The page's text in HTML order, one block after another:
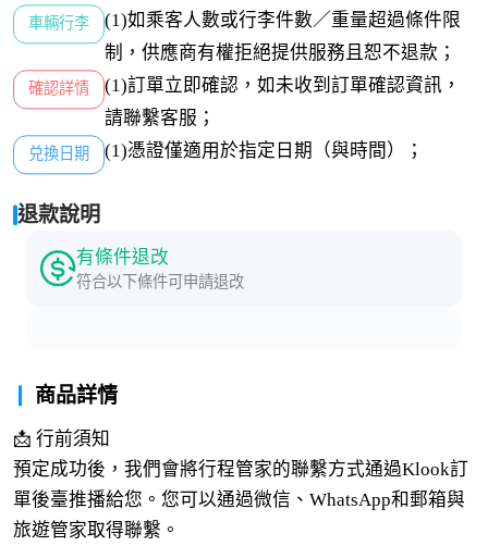
車輛行李
(1)如乘客人數或行李件數／重量超過條件限
制，供應商有權拒絕提供服務且恕不退款；
確認詳情
(1)訂單立即確認，如未收到訂單確認資訊，
請聯繫客服；
兑換日期 (1)憑證僅適用於指定日期（與時間）；
退款說明
有條件退改
符合以下條件可申請退改
商品詳情
📩 行前須知
預定成功後，我們會將行程管家的聯繫方式通過Klook訂
單後臺推播給您。您可以通過微信、WhatsApp和郵箱與
旅遊管家取得聯繫。